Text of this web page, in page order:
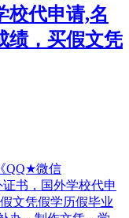
校代申请,名
绩，买假文凭